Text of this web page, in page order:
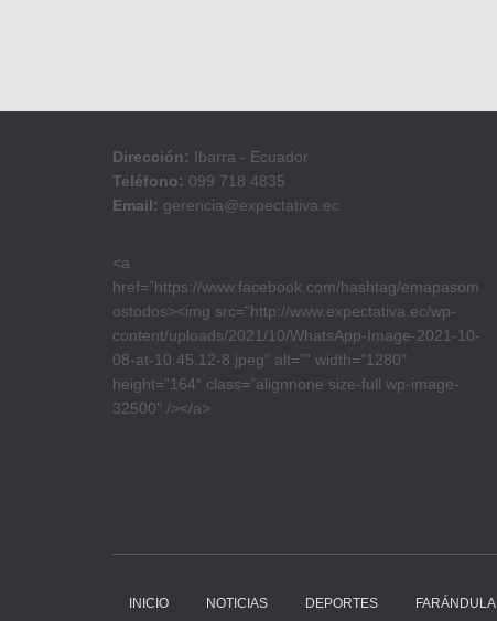
Dirección: Ibarra - Ecuador
Teléfono: 099 718 4835
Email: gerencia@expectativa.ec
<a
href=”https://www.facebook.com/hashtag/emapasom
ostodos><img src=”http://www.expectativa.ec/wp-
content/uploads/2021/10/WhatsApp-Image-2021-10-
08-at-10.45.12-8.jpeg” alt=”” width=”1280″
height=”164″ class=”alignnone size-full wp-image-
32500″ /></a>
INICIO NOTICIAS DEPORTES FARÁNDULA